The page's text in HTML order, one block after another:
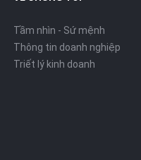
Tầm nhìn - Sứ mệnh
Thông tin doanh nghiệp
Triết lý kinh doanh